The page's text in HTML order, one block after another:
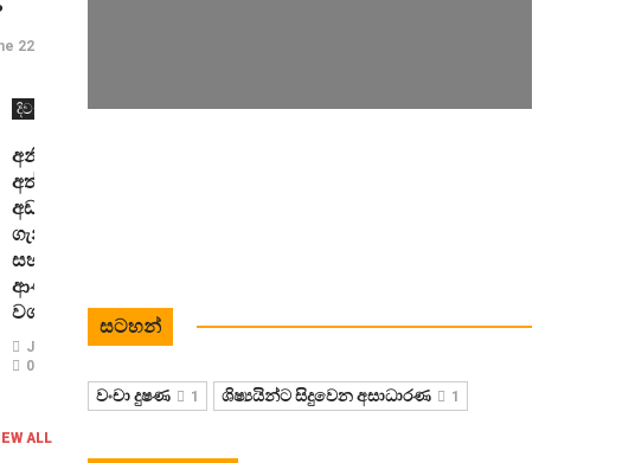
22, 2023
දිවැසින්
අපදෙස
අනීතික
අත්
අඩංගුවට
ගැනීම
සහ
ආණ්ඩුවේ
වගකීම
June 8, 2023
0
ALL
සටහන්
වංචා දුෂණ 1 ශිෂ්‍යයින්ට සිදුවෙන අසාධාරණ 1